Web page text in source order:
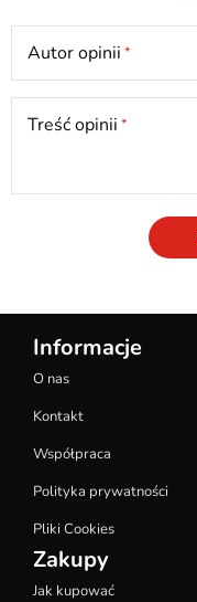
Autor opinii
Treść opinii
Informacje
O nas
Kontakt
Współpraca
Polityka prywatności
Pliki Cookies
Zakupy
Jak kupować